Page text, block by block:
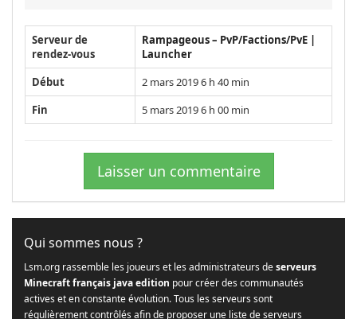
Serveur de
rendez-vous
Rampageous – PvP/Factions/PvE |
Launcher
Début
2 mars 2019 6 h 40 min
Fin
5 mars 2019 6 h 00 min
Laisser un commentaire
Qui sommes nous ?
Lsm.org rassemble les joueurs et les administrateurs deserveurs
Minecraft français java edition pour créer des communautés
actives et en constante évolution. Tous les serveurs sont
régulièrement contrôlés afin de proposer une liste de serveurs